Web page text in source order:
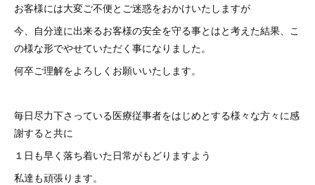
お客様には大変ご不便とご迷惑をおかけいたしますが
今、自分達に出来るお客様の安全を守る事とはと考えた結果、こ
の様な形でやせていただく事になりました。
何卒ご理解をよろしくお願いいたします。
毎日尽力下さっている医療従事者をはじめとする様々な方々に感
謝すると共に
１日も早く落ち着いた日常がもどりますよう
私達も頑張ります。